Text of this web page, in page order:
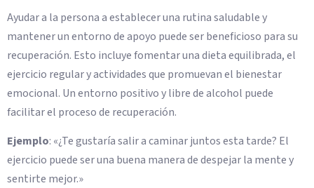
Ayudar a la persona a establecer una rutina saludable y
mantener un entorno de apoyo puede ser beneficioso para su
recuperación. Esto incluye fomentar una dieta equilibrada, el
ejercicio regular y actividades que promuevan el bienestar
emocional. Un entorno positivo y libre de alcohol puede
facilitar el proceso de recuperación.
Ejemplo: «¿Te gustaría salir a caminar juntos esta tarde? El
ejercicio puede ser una buena manera de despejar la mente y
sentirte mejor.»